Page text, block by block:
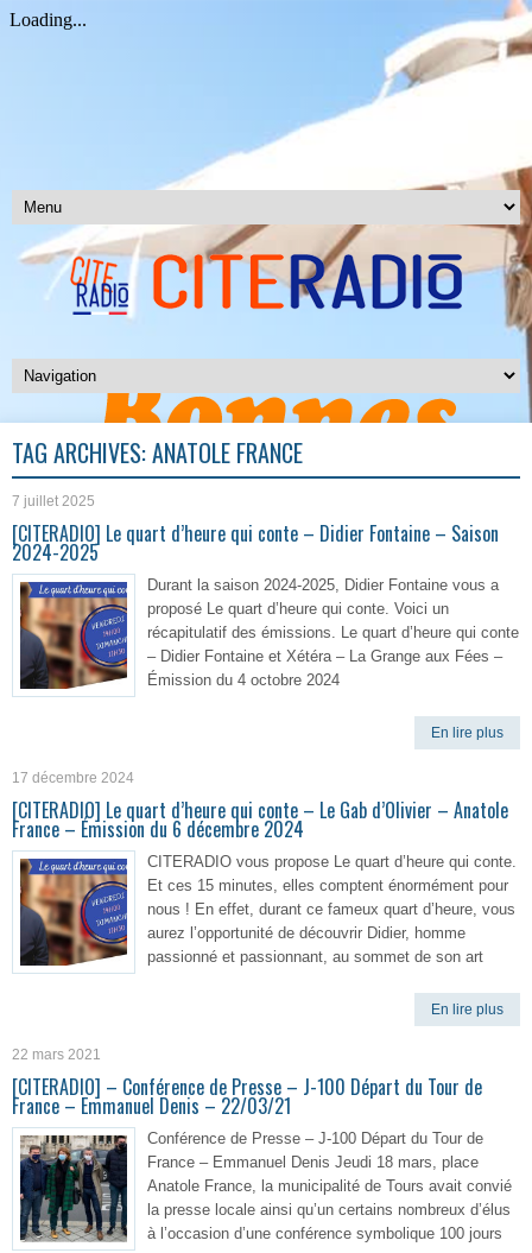
TAG ARCHIVES:ANATOLE FRANCE
7 juillet 2025
[CITERADIO] Le quart d’heure qui conte – Didier Fontaine – Saison
2024-2025
Durant la saison 2024-2025, Didier Fontaine vous a
proposé Le quart d’heure qui conte. Voici un
récapitulatif des émissions. Le quart d’heure qui conte
– Didier Fontaine et Xétéra – La Grange aux Fées –
Émission du 4 octobre 2024
En lire plus
17 décembre 2024
[CITERADIO] Le quart d’heure qui conte – Le Gab d’Olivier – Anatole
France – Émission du 6 décembre 2024
CITERADIO vous propose Le quart d’heure qui conte.
Et ces 15 minutes, elles comptent énormément pour
nous ! En effet, durant ce fameux quart d’heure, vous
aurez l’opportunité de découvrir Didier, homme
passionné et passionnant, au sommet de son art
En lire plus
22 mars 2021
[CITERADIO] – Conférence de Presse – J-100 Départ du Tour de
France – Emmanuel Denis – 22/03/21
Conférence de Presse – J-100 Départ du Tour de
France – Emmanuel Denis Jeudi 18 mars, place
Anatole France, la municipalité de Tours avait convié
la presse locale ainsi qu’un certains nombreux d’élus
à l’occasion d’une conférence symbolique 100 jours